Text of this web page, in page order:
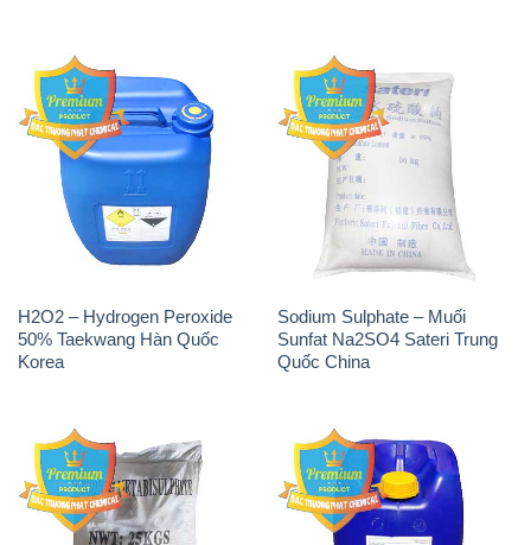
H2O2 – Hydrogen Peroxide
50% Taekwang Hàn Quốc
Korea
Sodium Sulphate – Muối
Sunfat Na2SO4 Sateri Trung
Quốc China